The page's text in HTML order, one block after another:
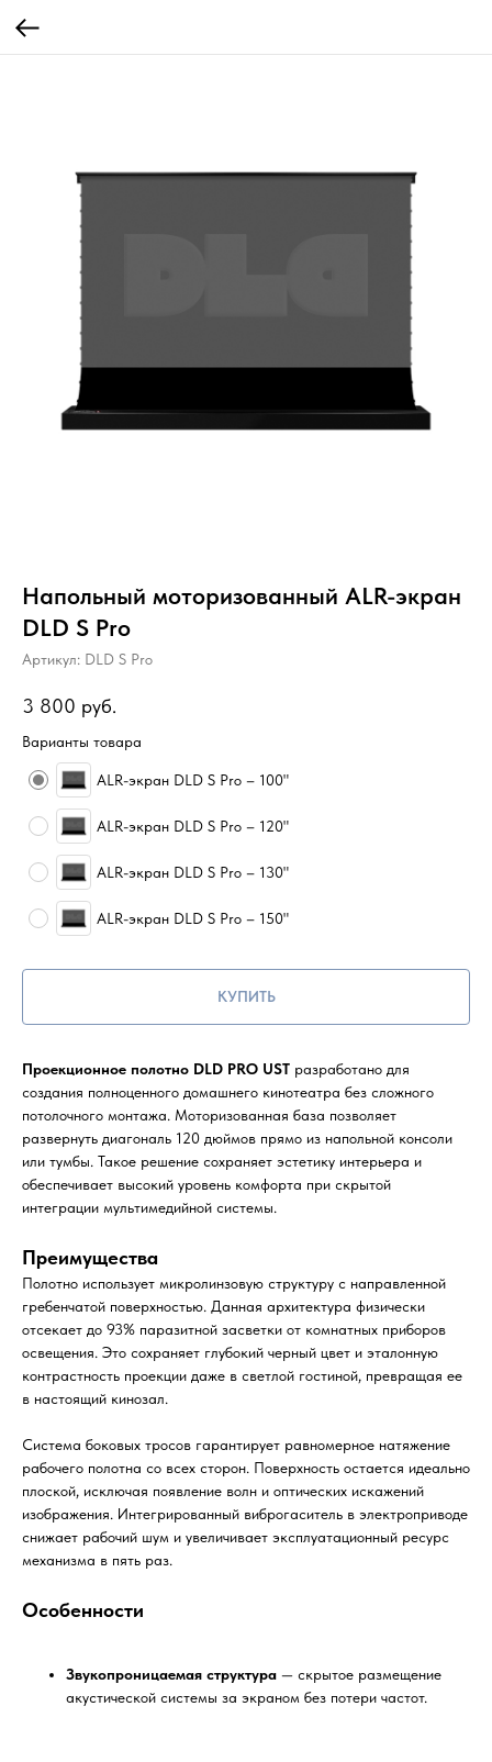
Напольный моторизованный ALR-экран
DLD S Pro
Артикул: DLD S Pro
3 800 руб.
Варианты товара
ALR-экран DLD S Pro – 100"
ALR-экран DLD S Pro – 120"
ALR-экран DLD S Pro – 130"
ALR-экран DLD S Pro – 150"
КУПИТЬ
Проекционное полотно DLD PRO UST разработано для
создания полноценного домашнего кинотеатра без сложного
потолочного монтажа. Моторизованная база позволяет
развернуть диагональ 120 дюймов прямо из напольной консоли
или тумбы. Такое решение сохраняет эстетику интерьера и
обеспечивает высокий уровень комфорта при скрытой
интеграции мультимедийной системы.
Преимущества
Полотно использует микролинзовую структуру с направленной
гребенчатой поверхностью. Данная архитектура физически
отсекает до 93% паразитной засветки от комнатных приборов
освещения. Это сохраняет глубокий черный цвет и эталонную
контрастность проекции даже в светлой гостиной, превращая ее
в настоящий кинозал.
Система боковых тросов гарантирует равномерное натяжение
рабочего полотна со всех сторон. Поверхность остается идеально
плоской, исключая появление волн и оптических искажений
изображения. Интегрированный виброгаситель в электроприводе
снижает рабочий шум и увеличивает эксплуатационный ресурс
механизма в пять раз.
Особенности
Звукопроницаемая структура — скрытое размещение
акустической системы за экраном без потери частот.